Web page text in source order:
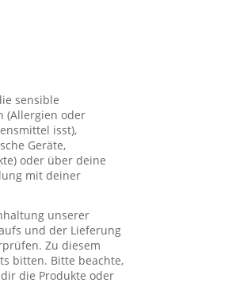
sensible
(Allergien oder
isst),
Geräte,
oder über deine
mit deiner
unserer
und der Lieferung
Zu diesem
bitten. Bitte beachte,
die Produkte oder